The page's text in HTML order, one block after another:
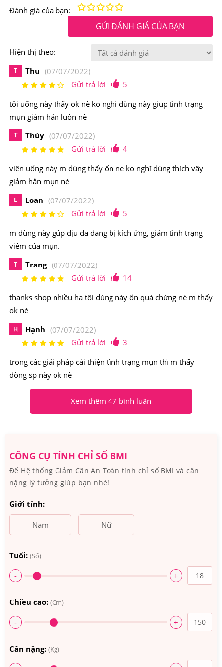
Thâm Hush & Hush Skin Capsule Clear+ 60 Viên
Hush & Hush Skin Capsule Clear+giúp Cải
mụn tác động từ bên trong như cơ thể nóng, chứa độc
tố, nội tiết không ổn định.
Hush & Hush Skin Capsule Clear+ giúp Cải Thiện mụn
và ngăn ngừa tái phát mụn
2.Viên Uống Ngừa Cải Thiện, Mờ Thâm Hush &
Hush Skin Capsule Clear+ 60 Viên Có Nguồn
Gốc Xuất Xứ Từ Đâu, Thành Phần Như Thế
Nào?
Xuất xứ: Mỹ
Quy cách: Hộp 60 viên
Hãng SX: Hush & Hush
Thành phần: Bột nghệ; Axit pantothenic; Vitamin A;
Kẽm. Và các thành phần khác: Selen; Atiso; Bồ công
kích ứng, giảm tình trạng viêm của mụn.
Đánh giá của bạn: Tuyệt vời!
Rất tốt
Trung bình
Fair
Kém
GỬI ĐÁNH GIÁ CỦA BẠN
Hiện thị theo:
T Thu (07/07/2022)
Gửi trả lời
5
tôi uống này thấy ok nè ko nghi dùng này giup tình trạng
mụn giảm hản luôn nè
T Thúy (07/07/2022)
Gửi trả lời
4
viên uống này m dùng thấy ổn ne ko nghĩ dùng thích vây
giảm hẳn mụn nè
L Loan (07/07/2022)
Gửi trả lời
5
m dùng này gúp dịu da đang bị kích ứng, giảm tình trạng
viêm của mụn.
T Trang (07/07/2022)
Gửi trả lời
14
thanks shop nhiều ha tôi dùng này ổn quá chừng nè m thấy
ok nè
H Hạnh (07/07/2022)
Gửi trả lời
3
trong các giải pháp cải thiện tình trạng mụn thì m thấy
dòng sp này ok nè
Xem thêm 47 bình luân
CÔNG CỤ TÍNH CHỈ SỐ BMI
Để Hệ thống Giảm Cân An Toàn tính chỉ số BMI và cân
nặng lý tưởng giúp bạn nhé!
Giới tính:
Nam Nữ
Tuổi: (Số)
- +
Chiều cao: (Cm)
- +
Cân nặng: (Kg)